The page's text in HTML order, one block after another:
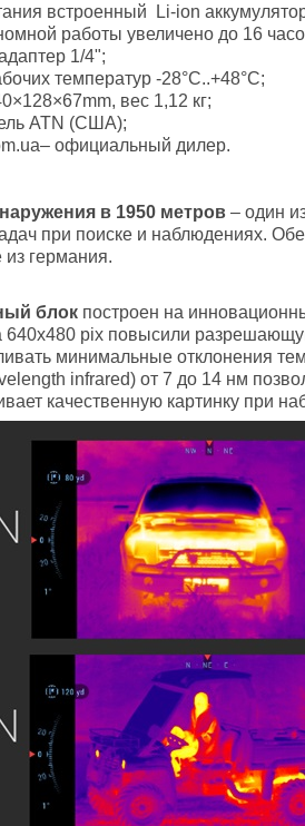
встроенный Li-ion
работы увеличено до 16
1/4";
температур -28°C..+48°С;
вес 1,12 кг;
ATN (США);
официальный дилер.
в 1950 метров – один
при поиске и наблюдениях.
германия.
блок построен на
640х480 pix повысили
минимальные отклонения
infrared) от 7 до 14 нм
качественную картинку при